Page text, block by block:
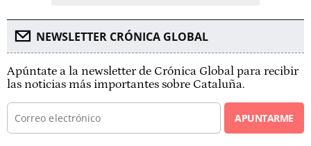
NEWSLETTER CRÓNICA GLOBAL
Apúntate a la newsletter de Crónica Global para recibir
las noticias más importantes sobre Cataluña.
APUNTARME